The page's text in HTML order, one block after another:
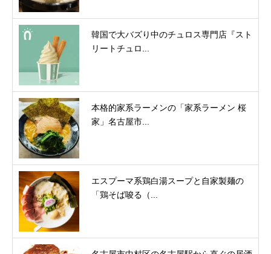
韓国で大バズり中のチュロス専門店『スト
リートチュロ...
本格的家系ラーメンの「家系ラーメン 桜
家」名古屋市...
エスプーマ系鶏白湯スープと自家製麺の
「鶏そば唆る（...